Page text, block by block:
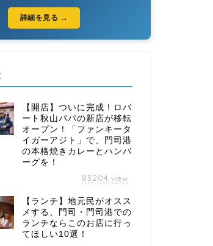
詳細を見る →
【開店】ついに完成！ロバ
ート秋山パパの新店が移転
オープン！「ファンキータ
イガーアジト」で、門司港
の本格焼きカレーとハンバ
ーグを！
83204 view
【ランチ】地元民がオスス
メする、門司・門司港での
ランチならこのお店に行っ
てほしい10選！